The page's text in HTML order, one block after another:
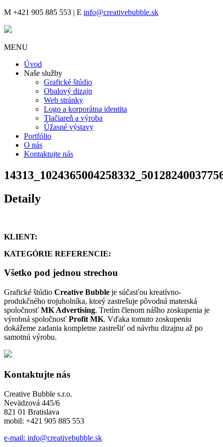
M +421 905 885 553 | E info@creativebubble.sk
MENU
Úvod
Naše služby
Grafické štúdio
Obalový dizajn
Web stránky
Logo a korporátna identita
Tlačiareň a výroba
Úžasné výstavy
Portfólio
O nás
Kontaktujte nás
Detaily
KLIENT:
KATEGÓRIE REFERENCIE:
Všetko pod jednou strechou
Grafické štúdio Creative Bubble je súčasťou kreatívno-
produkčného trojuholníka, ktorý zastrešuje pôvodná materská
spoločnosť MK Advertising. Tretím členom nášho zoskupenia je
výrobná spoločnosť Profit MK. Vďaka tomuto zoskupeniu
dokážeme zadania kompletne zastrešiť od návrhu dizajnu až po
samotnú výrobu.
Kontaktujte nás
Creative Bubble s.r.o.
Nevädzová 445/6
821 01 Bratislava
mobil: +421 905 885 553
e-mail: info@creativebubble.sk